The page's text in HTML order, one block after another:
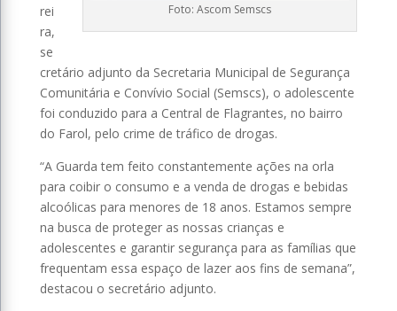
Foto: Ascom Semscs
rei
ra,
se
cretário adjunto da Secretaria Municipal de Segurança
Comunitária e Convívio Social (Semscs), o adolescente
foi conduzido para a Central de Flagrantes, no bairro
do Farol, pelo crime de tráfico de drogas.
“A Guarda tem feito constantemente ações na orla
para coibir o consumo e a venda de drogas e bebidas
alcoólicas para menores de 18 anos. Estamos sempre
na busca de proteger as nossas crianças e
adolescentes e garantir segurança para as famílias que
frequentam essa espaço de lazer aos fins de semana”,
destacou o secretário adjunto.